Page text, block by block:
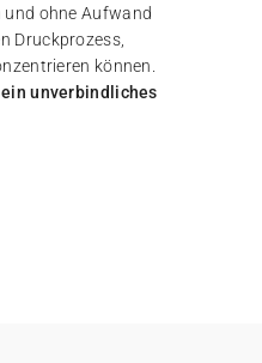
ohne Aufwand
Druckprozess,
können.
unverbindliches